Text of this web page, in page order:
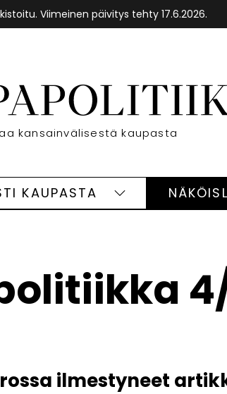
Viimeinen päivitys tehty 17.6.2026.
Etusivu
kansainvälisestä kaupasta
KAUPASTA
Vapaasti
ilmestyneet